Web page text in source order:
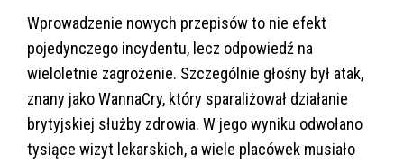
Wprowadzenie nowych przepisów to nie efekt
pojedynczego incydentu, lecz odpowiedź na
wieloletnie zagrożenie. Szczególnie głośny był atak,
znany jako WannaCry, który sparaliżował działanie
brytyjskiej służby zdrowia. W jego wyniku odwołano
tysiące wizyt lekarskich, a wiele placówek musiało